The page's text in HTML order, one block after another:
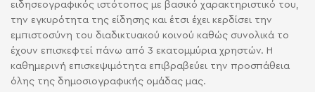
ειδησεογραφικός ιστότοπος με βασικό χαρακτηριστικό του,
την εγκυρότητα της είδησης και έτσι έχει κερδίσει την
εμπιστοσύνη του διαδικτυακού κοινού καθώς συνολικά το
έχουν επισκεφτεί πάνω από 3 εκατομμύρια χρηστών. Η
καθημερινή επισκεψιμότητα επιβραβεύει την προσπάθεια
όλης της δημοσιογραφικής ομάδας μας.